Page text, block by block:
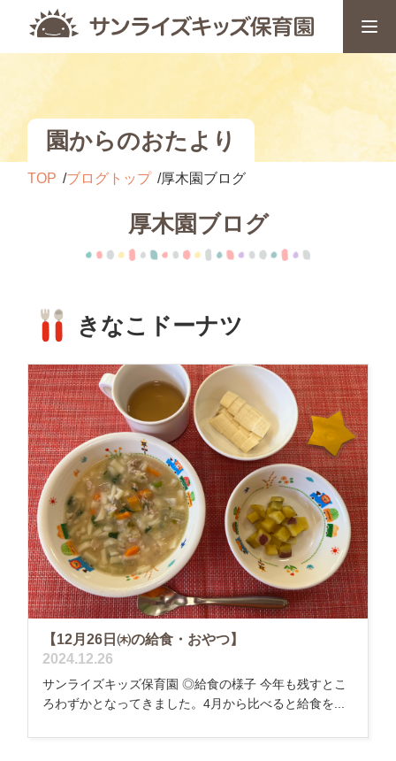
園からのおたより
TOP ブログトップ 厚木園ブログ
厚木園ブログ
きなこドーナツ
【12月26日㈭の給食・おやつ】
2024.12.26
サンライズキッズ保育園 ◎給食の様子 今年も残すとこ
ろわずかとなってきました。4月から比べると給食を...